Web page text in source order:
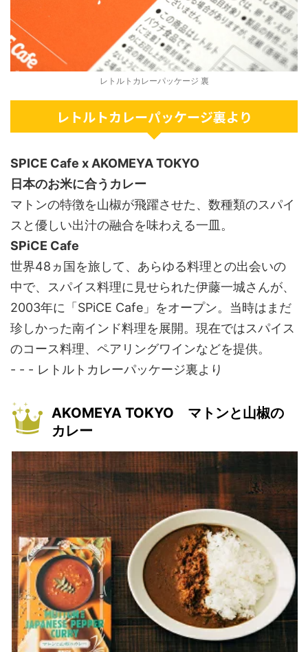
レトルトカレーパッケージ 裏
レトルトカレーパッケージ裏より
SPICE Cafe x AKOMEYA TOKYO
日本のお米に合うカレー
マトンの特徴を山椒が飛躍させた、数種類のスパイ
スと優しい出汁の融合を味わえる一皿。
SPiCE Cafe
世界48ヵ国を旅して、あらゆる料理との出会いの
中で、スパイス料理に見せられた伊藤一城さんが、
2003年に「SPiCE Cafe」をオープン。当時はまだ
珍しかった南インド料理を展開。現在ではスパイス
のコース料理、ペアリングワインなどを提供。
- - - レトルトカレーパッケージ裏より
AKOMEYA TOKYO マトンと山椒の
カレー